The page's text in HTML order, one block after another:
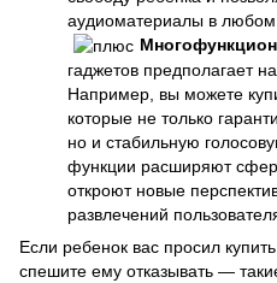
аудиоматериалы в любом
гаджетов предполагает
Например, вы можете
которые не только
но и стабильную
функции расширяют
откроют новые
развлечений
Если ребенок вас просил
спешите ему отказывать —